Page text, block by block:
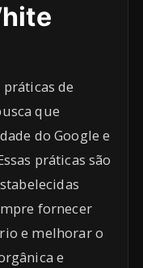
práticas de
que
do Google e
práticas são
fornecer
e melhorar o
e